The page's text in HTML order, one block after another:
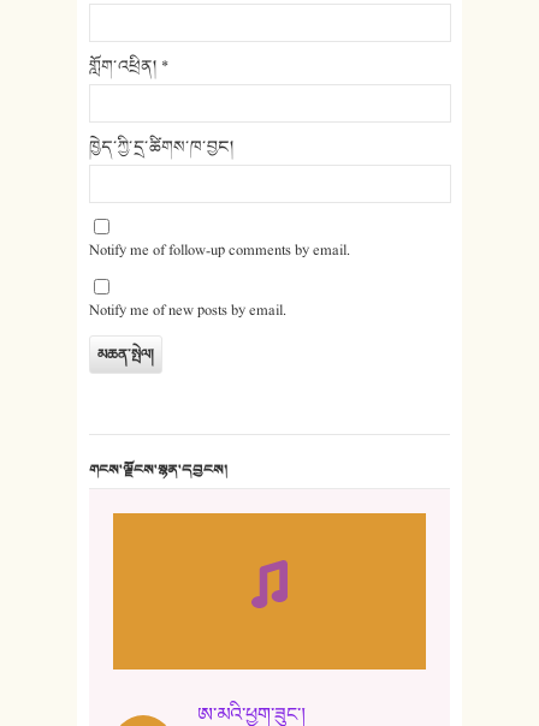
གློག་འཕྲིན། *
ཁྱེད་ཀྱི་དྲ་ཚིགས་ཁ་བྱང།
Notify me of follow-up comments by email.
Notify me of new posts by email.
གངས་ལྗོངས་སྙན་དབྱངས།
ཨ་མའི་ཕྱག་ཟུང་།